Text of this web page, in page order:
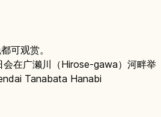
可观赏。
在广濑川（Hirose-gawa）河畔举
Tanabata Hanabi